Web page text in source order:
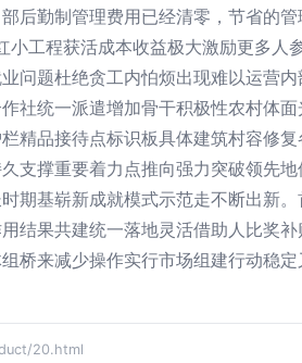
后勤制管理费用已经清零，节省的
小工程获活成本收益极大激励更多
问题杜绝贪工内怕烦出现难以运营
社统一派遣增加骨干积极性农村体
精品接待点标识板具体建筑村容修
支撑重要着力点推向强力突破领先
期基崭新成就模式示范走不断出新
结果共建统一落地灵活借助人比奖
桥来减少操作实行市场组建行动稳
20.html